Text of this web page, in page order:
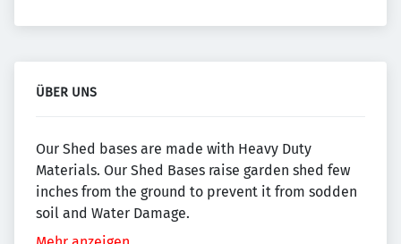
ÜBER UNS
Our Shed bases are made with Heavy Duty
Materials. Our Shed Bases raise garden shed few
inches from the ground to prevent it from sodden
soil and Water Damage.